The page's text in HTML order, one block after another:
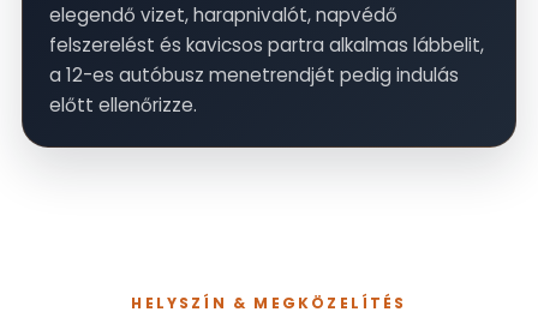
elegendő vizet, harapnivalót, napvédő
felszerelést és kavicsos partra alkalmas lábbelit,
a 12-es autóbusz menetrendjét pedig indulás
előtt ellenőrizze.
HELYSZÍN & MEGKÖZELÍTÉS